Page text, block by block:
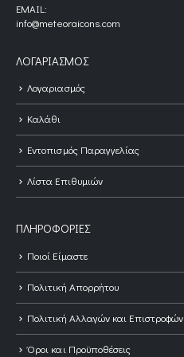
EMAIL:
info@meteoraicons.com
ΛΟΓΑΡΙΑΣΜΌΣ
Λογαριασμός
Καλάθι
Εντοπισμός Παραγγελίας
Λίστα Επιθυμιών
ΠΛΗΡΟΦΟΡΊΕΣ
Ποιοί Είμαστε
Πολιτική Απορρήτου
Πολιτική Αλλαγών και Επιστροφών
Όροι και Προϋποθέσεις